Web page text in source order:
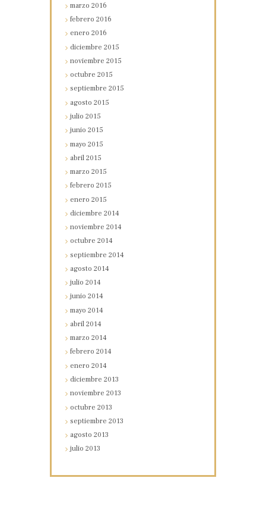
marzo2016
febrero2016
enero2016
diciembre2015
noviembre2015
octubre2015
septiembre2015
agosto2015
julio2015
junio2015
mayo2015
abril2015
marzo2015
febrero2015
enero2015
diciembre2014
noviembre2014
octubre2014
septiembre2014
agosto2014
julio2014
junio2014
mayo2014
abril2014
marzo2014
febrero2014
enero2014
diciembre2013
noviembre2013
octubre2013
septiembre2013
agosto2013
julio2013